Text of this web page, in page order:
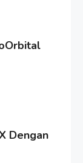
Dengan